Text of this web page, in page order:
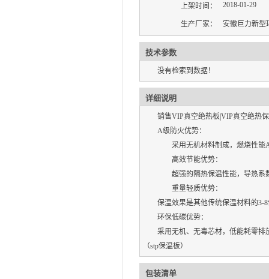
上架时间： 2018-01-29
生产厂家： 安徽巨力新型
技术参数
没有检索到数据！
详细说明
销售VIP真空绝热板|VIP真空绝热
A级防火优势：
采用无机材料制成，燃烧性能
高效节能优势：
超强的隔热保温性能，导热系
重量轻质优势：
保温效果是其他传统保温材料的3-
环保低碳优势：
采用无机、无毒芯材，低能耗零
（stp保温板）
包装清单